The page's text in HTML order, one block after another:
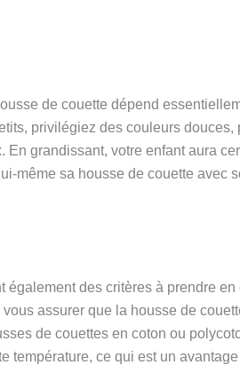
de couette dépend
privilégiez des couleurs
grandissant, votre enfant aura
même sa housse de couette avec
également des critères à prendre
assurer que la housse de
de couettes en coton ou
température, ce qui est un